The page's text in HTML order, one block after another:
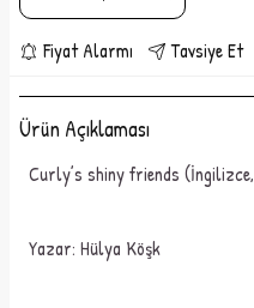
Fiyat Alarmı Tavsiye Et
Ürün Açıklaması
Curly’s shinyfriends (İngilizce,
Yazar: Hülya Köşk